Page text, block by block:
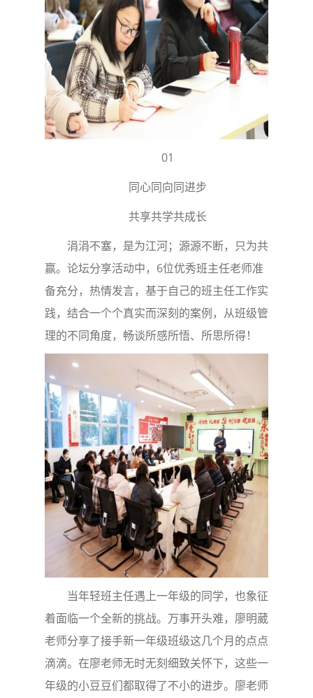
01
同心同向同进步
共享共学共成长
涓涓不塞，是为江河；源源不断，只为共
赢。论坛分享活动中，6位优秀班主任老师准
备充分，热情发言，基于自己的班主任工作实
践，结合一个个真实而深刻的案例，从班级管
理的不同角度，畅谈所感所悟、所思所得！
当年轻班主任遇上一年级的同学，也象征
着面临一个全新的挑战。万事开头难，廖明葳
老师分享了接手新一年级班级这几个月的点点
滴滴。在廖老师无时无刻细致关怀下，这些一
年级的小豆豆们都取得了不小的进步。廖老师